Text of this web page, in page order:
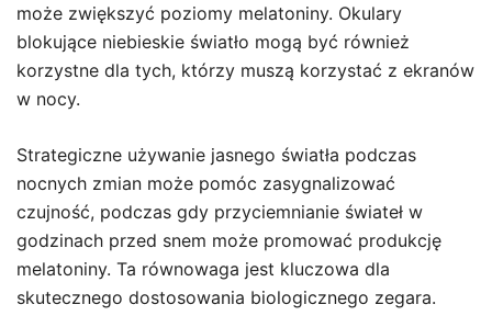
może zwiększyć poziomy melatoniny. Okulary
blokujące niebieskie światło mogą być również
korzystne dla tych, którzy muszą korzystać z ekranów
w nocy.
Strategiczne używanie jasnego światła podczas
nocnych zmian może pomóc zasygnalizować
czujność, podczas gdy przyciemnianie świateł w
godzinach przed snem może promować produkcję
melatoniny. Ta równowaga jest kluczowa dla
skutecznego dostosowania biologicznego zegara.